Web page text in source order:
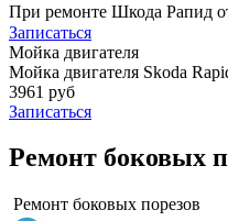
При ремонте Шкода Рапид
Записаться
Мойка двигателя
Мойка двигателя Skoda
3961 руб
Записаться
Ремонт боковых
Ремонт боковых порезов